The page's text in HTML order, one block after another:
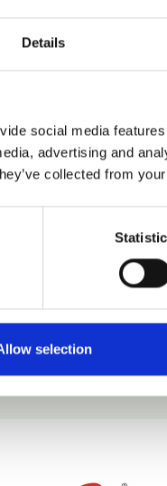
Details
social media
advertising and
collected from
selection
Industrial
Die wachsende
gesamte
Weitere wichtige
Bedeutung sind,
dekarbonisierten
Material Act, der
CO2-
Den vollständigen